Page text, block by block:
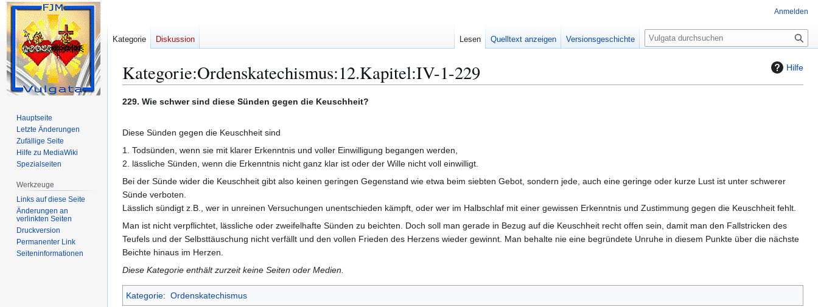
Hilfe
Kategorie:Ordenskatechismus:12.Kapitel:IV-1-229
Zur
springen
Zur
springen
229. Wie schwer sind diese Sünden gegen die Keuschheit?
Diese Sünden gegen die Keuschheit sind
1. Todsünden, wenn sie mit klarer Erkenntnis und voller Einwilligung begangen werden,
2. lässliche Sünden, wenn die Erkenntnis nicht ganz klar ist oder der Wille nicht voll einwilligt.
Bei der Sünde wider die Keuschheit gibt also keinen geringen Gegenstand wie etwa beim siebten Gebot, sondern jede, auch eine geringe oder kurze Lust ist unter schwerer
Sünde verboten.
Lässlich sündigt z.B., wer in unreinen Versuchungen unentschieden kämpft, oder wer im Halbschlaf mit einer gewissen Erkenntnis und Zustimmung gegen die Keuschheit fehlt.
Man ist nicht verpflichtet, lässliche oder zweifelhafte Sünden zu beichten. Doch soll man gerade in Bezug auf die Keuschheit recht offen sein, damit man den Fallstricken des
Teufels und der Selbsttäuschung nicht verfällt und den vollen Frieden des Herzens wieder gewinnt. Man behalte nie eine begründete Unruhe in diesem Punkte über die nächste
Beichte hinaus im Herzen.
Diese Kategorie enthält zurzeit keine Seiten oder Medien.
Kategorie: Ordenskatechismus
Anmelden
Kategorie Diskussion Lesen Quelltext anzeigen Versionsgeschichte
S
u
e
Hauptseite
Letzte Änderungen
Zufällige Seite
Hilfe zu MediaWiki
Spezialseiten
Werkzeuge
Links auf diese Seite
Änderungen an
verlinkten Seiten
Druckversion
Permanenter Link
Seiten­­informationen